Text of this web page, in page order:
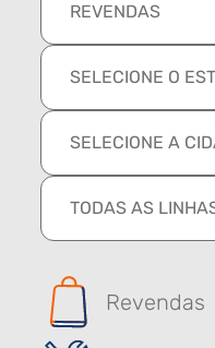
REVENDAS
SELECIONE O
SELECIONE A
TODAS AS
Revendas